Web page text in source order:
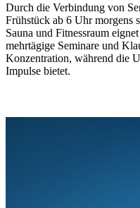
Durch die Verbindung von
Frühstück ab 6 Uhr morgens
Sauna und Fitnessraum
mehrtägige Seminare und
Konzentration, während die
Impulse bietet.